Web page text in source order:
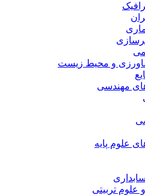
و محیط زیست
پایه
تربیتی